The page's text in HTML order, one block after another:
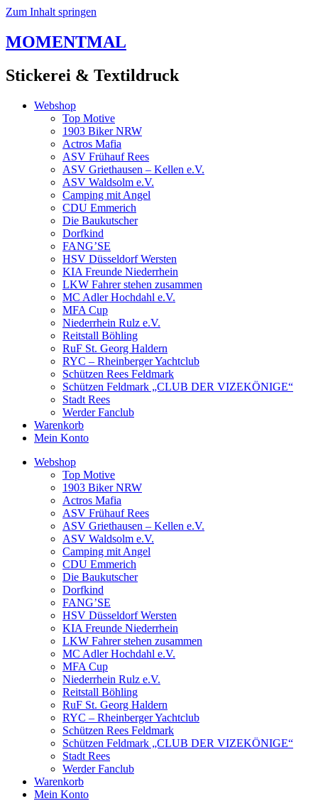
Zum Inhalt springen
MOMENTMAL
Stickerei & Textildruck
Webshop
Top Motive
1903 Biker NRW
Actros Mafia
ASV Frühauf Rees
ASV Griethausen – Kellen e.V.
ASV Waldsolm e.V.
Camping mit Angel
CDU Emmerich
Die Baukutscher
Dorfkind
FANG’SE
HSV Düsseldorf Wersten
KIA Freunde Niederrhein
LKW Fahrer stehen zusammen
MC Adler Hochdahl e.V.
MFA Cup
Niederrhein Rulz e.V.
Reitstall Böhling
RuF St. Georg Haldern
RYC – Rheinberger Yachtclub
Schützen Rees Feldmark
Schützen Feldmark „CLUB DER VIZEKÖNIGE“
Stadt Rees
Werder Fanclub
Warenkorb
Mein Konto
Webshop
Top Motive
1903 Biker NRW
Actros Mafia
ASV Frühauf Rees
ASV Griethausen – Kellen e.V.
ASV Waldsolm e.V.
Camping mit Angel
CDU Emmerich
Die Baukutscher
Dorfkind
FANG’SE
HSV Düsseldorf Wersten
KIA Freunde Niederrhein
LKW Fahrer stehen zusammen
MC Adler Hochdahl e.V.
MFA Cup
Niederrhein Rulz e.V.
Reitstall Böhling
RuF St. Georg Haldern
RYC – Rheinberger Yachtclub
Schützen Rees Feldmark
Schützen Feldmark „CLUB DER VIZEKÖNIGE“
Stadt Rees
Werder Fanclub
Warenkorb
Mein Konto